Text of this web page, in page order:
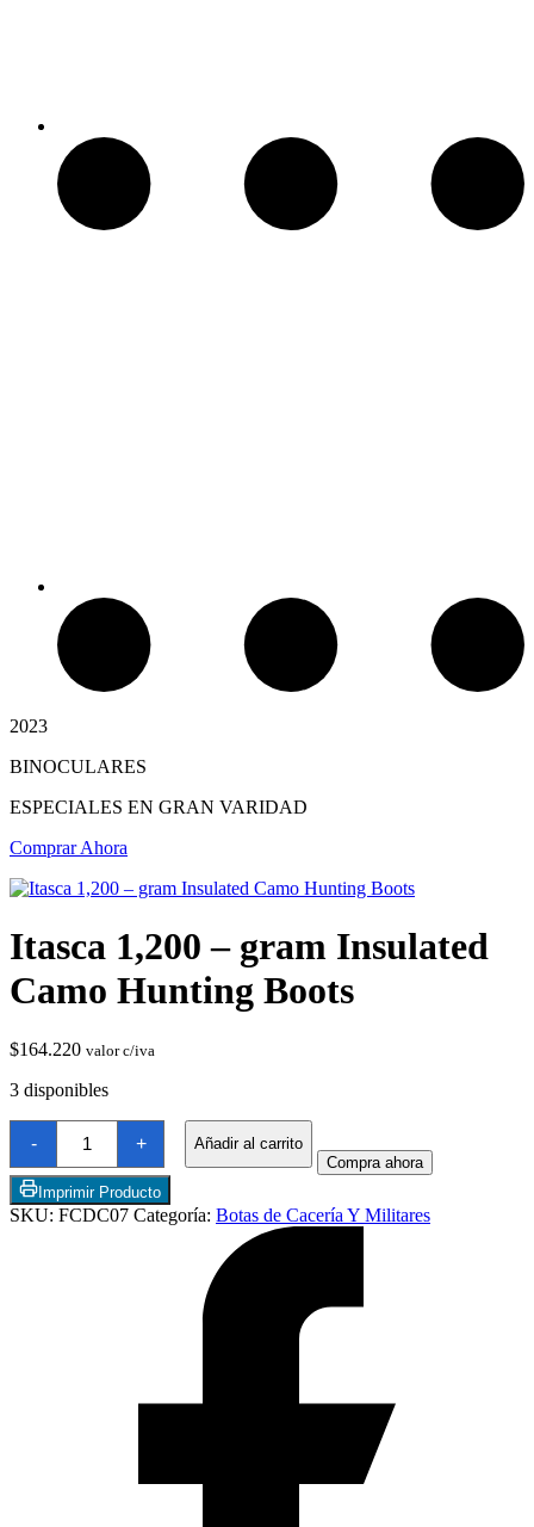
Termostatos y Valvulas
2023
BINOCULARES
ESPECIALES EN GRAN VARIDAD
Comprar Ahora
Itasca 1,200 – gram Insulated
Camo Hunting Boots
$164.220 valor c/iva
3 disponibles
-
Itasca
1,200
-
gram
Insulated
Camo
+
Añadir al carrito
Compra ahora
Imprimir Producto
SKU: FCDC07 Categoría: Botas de Cacería Y Militares